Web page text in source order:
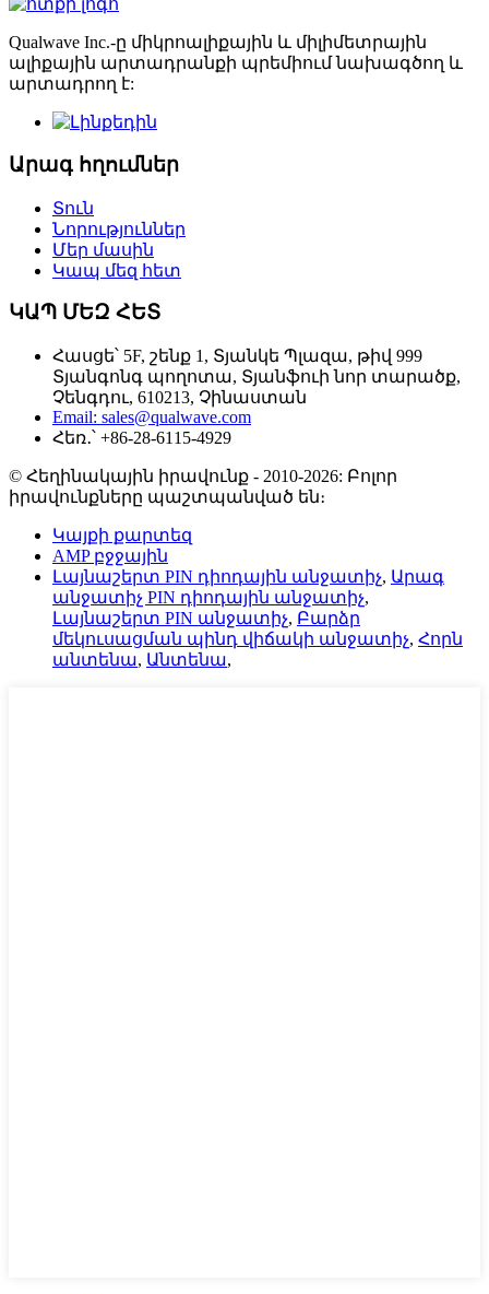
Qualwave Inc.-ը միկրոալիքային և միլիմետրային
ալիքային արտադրանքի պրեմիում նախագծող և
արտադրող է:
Արագ հղումներ
Տուն
Նորություններ
Մեր մասին
Կապ մեզ հետ
ԿԱՊ ՄԵԶ ՀԵՏ
Հասցե՝ 5F, շենք 1, Տյանկե Պլազա, թիվ 999
Տյանգոնգ պողոտա, Տյանֆուի նոր տարածք,
Չենգդու, 610213, Չինաստան
Email: sales@qualwave.com
Հեռ․՝ +86-28-6115-4929
© Հեղինակային իրավունք - 2010-2026: Բոլոր
իրավունքները պաշտպանված են։
Կայքի քարտեզ
AMP բջջային
Լայնաշերտ PIN դիոդային անջատիչ, Արագ
անջատիչ PIN դիոդային անջատիչ,
Լայնաշերտ PIN անջատիչ, Բարձր
մեկուսացման պինդ վիճակի անջատիչ, Հորն
անտենա, Անտենա,